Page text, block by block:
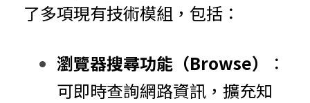
了多項現有技術模組，包括：
瀏覽器搜尋功能（Browse）
：
可即時查詢網路資訊，擴充知